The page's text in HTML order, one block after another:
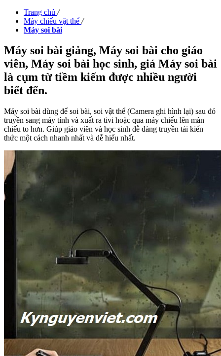
Trang chủ /
Máy chiếu vật thể /
Máy soi bài
Máy soi bài giảng, Máy soi bài cho giáo
viên, Máy soi bài học sinh, giá Máy soi bài
là cụm từ tiềm kiếm được nhiều người
biết đến.
Máy soi bài dùng để soi bài, soi vật thể (Camera ghi hình lại) sau đó
truyền sang máy tính và xuất ra tivi hoặc qua máy chiếu lên màn
chiếu to hơn. Giúp giáo viên và học sinh dễ dàng truyền tải kiến
thức một cách nhanh nhất và dễ hiểu nhất.